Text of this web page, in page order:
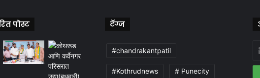
पोस्ट टॅग्ज
#chandrakantpatil
#Kothrudnews # Punecity